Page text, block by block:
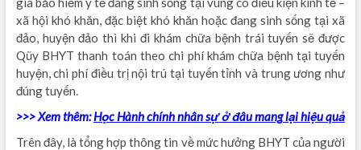
xã hội khó khăn, đặc biệt khó khăn hoặc đang sinh sống tại xã
đảo, huyện đảo thì khi đi khám chữa bệnh trái tuyến sẽ được
Qũy BHYT thanh toán theo chi phí khám chữa bệnh tại tuyến
huyện, chi phí điều trị nội trú tại tuyến tỉnh và trung ương như
đúng tuyến.
>>> Xem thêm:Học Hành chính nhân sựở đâu mang lại hiệu quả
Trên đây, là tổng hợp thông tin về mức hưởng BHYT của người